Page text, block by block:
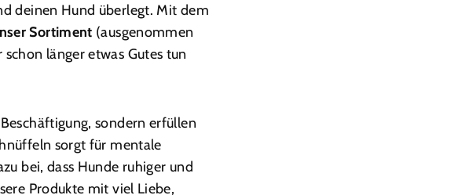
deinen Hund überlegt. Mit dem
Sortiment (ausgenommen
länger etwas Gutes tun
sondern erfüllen
sorgt für mentale
bei, dass Hunde ruhiger und
Produkte mit viel Liebe,